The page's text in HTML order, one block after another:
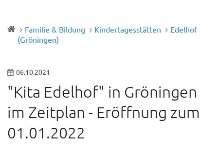
Familie & Bildung Kindertagesstätten
Edelhof
(Gröningen)
06.10.2021
"Kita Edelhof" in Gröningen
im Zeitplan - Eröffnung zum
01.01.2022